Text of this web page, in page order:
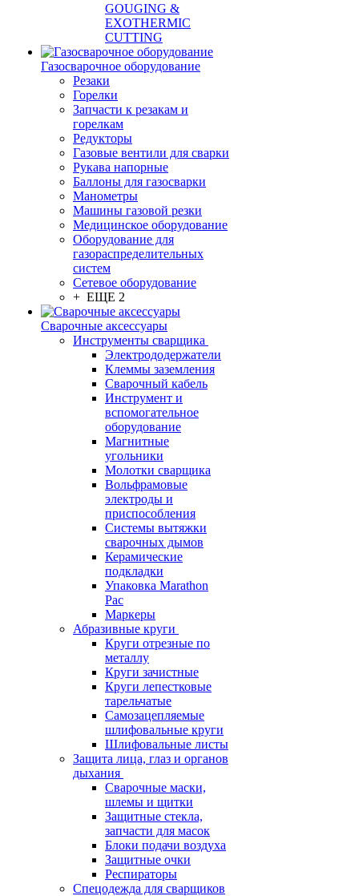
GOUGING &
EXOTHERMIC
CUTTING
Газосварочное оборудование
Резаки
Горелки
Запчасти к резакам и
горелкам
Редукторы
Газовые вентили для сварки
Рукава напорные
Баллоны для газосварки
Манометры
Машины газовой резки
Медицинское оборудование
Оборудование для
газораспределительных
систем
Сетевое оборудование
+ ЕЩЕ 2
Сварочные аксессуары
Инструменты сварщика
Электрододержатели
Клеммы заземления
Сварочный кабель
Инструмент и
вспомогательное
оборудование
Магнитные
угольники
Молотки сварщика
Вольфрамовые
электроды и
приспособления
Системы вытяжки
сварочных дымов
Керамические
подкладки
Упаковка Marathon
Pac
Маркеры
Абразивные круги
Круги отрезные по
металлу
Круги зачистные
Круги лепестковые
тарельчатые
Самозацепляемые
шлифовальные круги
Шлифовальные листы
Защита лица, глаз и органов
дыхания
Сварочные маски,
шлемы и щитки
Защитные стекла,
запчасти для масок
Блоки подачи воздуха
Защитные очки
Респираторы
Спецодежда для сварщиков